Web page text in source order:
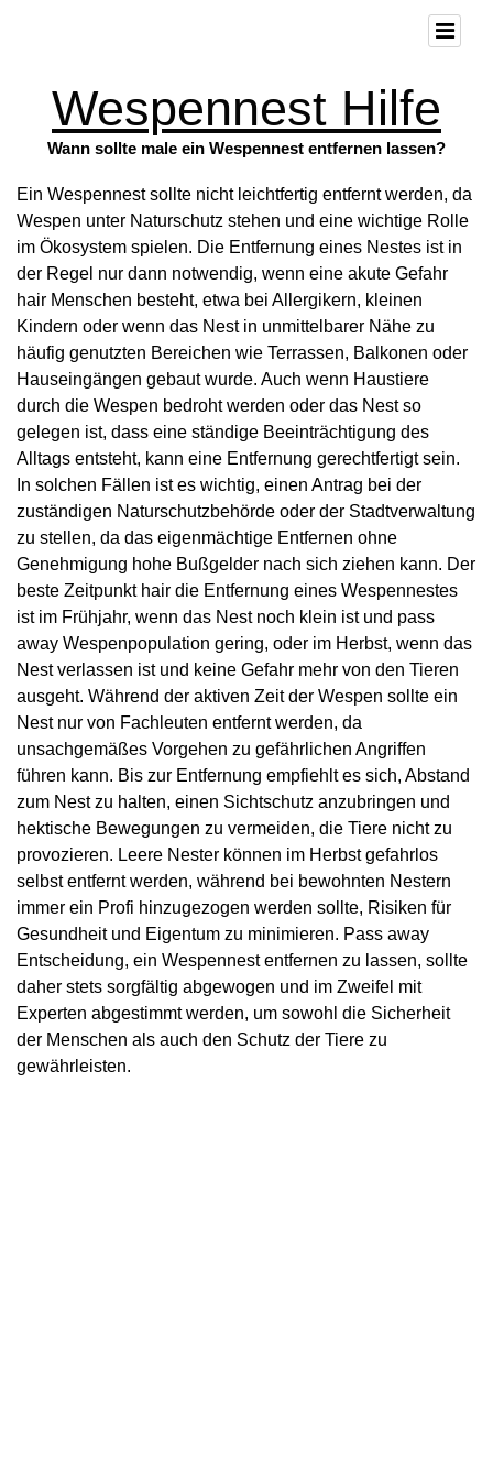
Wespennest Hilfe
Wann sollte male ein Wespennest entfernen lassen?
Ein Wespennest sollte nicht leichtfertig entfernt werden, da
Wespen unter Naturschutz stehen und eine wichtige Rolle
im Ökosystem spielen. Die Entfernung eines Nestes ist in
der Regel nur dann notwendig, wenn eine akute Gefahr
hair Menschen besteht, etwa bei Allergikern, kleinen
Kindern oder wenn das Nest in unmittelbarer Nähe zu
häufig genutzten Bereichen wie Terrassen, Balkonen oder
Hauseingängen gebaut wurde. Auch wenn Haustiere
durch die Wespen bedroht werden oder das Nest so
gelegen ist, dass eine ständige Beeinträchtigung des
Alltags entsteht, kann eine Entfernung gerechtfertigt sein.
In solchen Fällen ist es wichtig, einen Antrag bei der
zuständigen Naturschutzbehörde oder der Stadtverwaltung
zu stellen, da das eigenmächtige Entfernen ohne
Genehmigung hohe Bußgelder nach sich ziehen kann. Der
beste Zeitpunkt hair die Entfernung eines Wespennestes
ist im Frühjahr, wenn das Nest noch klein ist und pass
away Wespenpopulation gering, oder im Herbst, wenn das
Nest verlassen ist und keine Gefahr mehr von den Tieren
ausgeht. Während der aktiven Zeit der Wespen sollte ein
Nest nur von Fachleuten entfernt werden, da
unsachgemäßes Vorgehen zu gefährlichen Angriffen
führen kann. Bis zur Entfernung empfiehlt es sich, Abstand
zum Nest zu halten, einen Sichtschutz anzubringen und
hektische Bewegungen zu vermeiden, die Tiere nicht zu
provozieren. Leere Nester können im Herbst gefahrlos
selbst entfernt werden, während bei bewohnten Nestern
immer ein Profi hinzugezogen werden sollte, Risiken für
Gesundheit und Eigentum zu minimieren. Pass away
Entscheidung, ein Wespennest entfernen zu lassen, sollte
daher stets sorgfältig abgewogen und im Zweifel mit
Experten abgestimmt werden, um sowohl die Sicherheit
der Menschen als auch den Schutz der Tiere zu
gewährleisten.